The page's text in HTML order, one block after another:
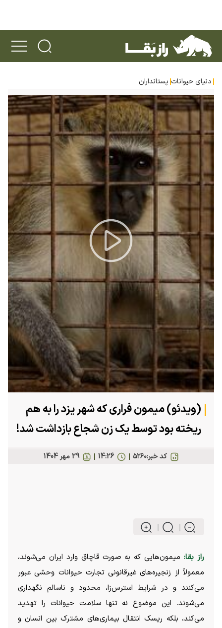
دنیای حیوانات پستانداران
Play
Video
(ویدئو) میمون فراری که شهر یزد را به هم
ریخته بود توسط یک زن شجاع بازداشت شد!
کد خبر:۵۲۶۰ 29 مهر 1404 14:26
راز بقا:میمون‌هایی که به صورت قاچاق وارد ایران می‌شوند،
معمولاً از زنجیره‌های غیرقانونی تجارت حیوانات وحشی عبور
می‌کنند و در شرایط استرس‌زا، محدود و ناسالم نگهداری
می‌شوند. این موضوع نه تنها سلامت حیوانات را تهدید
می‌کند، بلکه ریسک انتقال بیماری‌های مشترک بین انسان و